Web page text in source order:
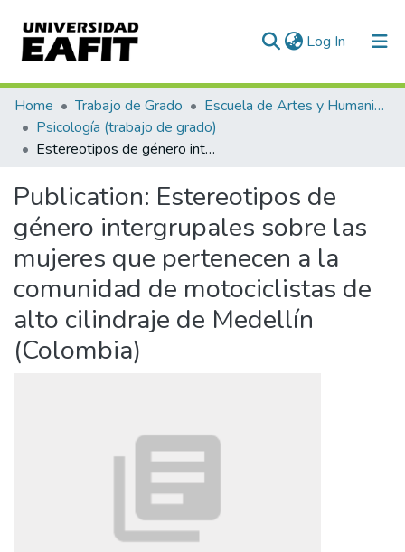
Log In (current)
Communities & Collections
All of DSpace
Home Trabajo de Grado
Escuela de Artes y Humanidades
Psicología (trabajo de grado)
Estereotipos de género intergrupales sobre las mujeres que pertenecen a la comunidad de motociclistas de alto cilindraje de Medellín (Colombia)
Publication: Estereotipos de
género intergrupales sobre las
mujeres que pertenecen a la
comunidad de motociclistas de
alto cilindraje de Medellín
(Colombia)